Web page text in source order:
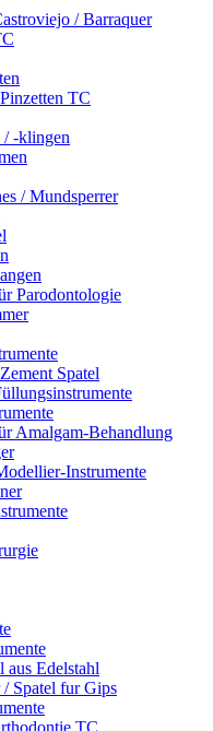
/ Barraquer
TC
-klingen
/ Mundsperrer
Parodontologie
Spatel
Amalgam-Behandlung
Instrumente
Edelstahl
/ Spatel fur Gips